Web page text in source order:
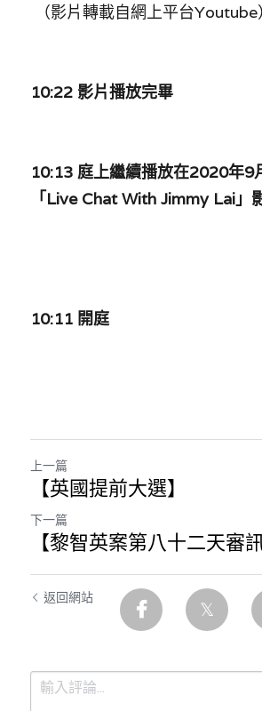
（影片轉載自網上平台Youtube
10:22 影片播放完畢
10:13 庭上繼續播放在2020年9
「Live Chat With Jimmy Lai」
10:11 開庭
上一篇
【英國提前大選】
下一篇
【黎智英案第八十二天審
返回網站